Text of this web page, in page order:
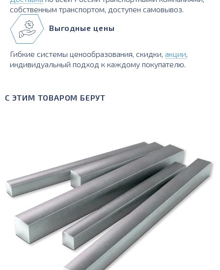
собственным транспортом, доступен самовывоз.
Выгодные цены
Гибкие системы ценообразования, скидки, акции,
индивидуальный подход к каждому покупателю.
С ЭТИМ ТОВАРОМ БЕРУТ